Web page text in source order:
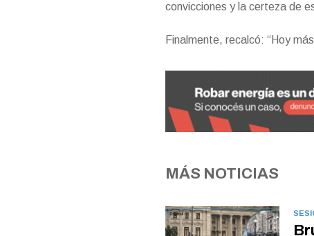
convicciones y la certeza de
Finalmente, recalcó: “Hoy
MÁS NOTICIAS